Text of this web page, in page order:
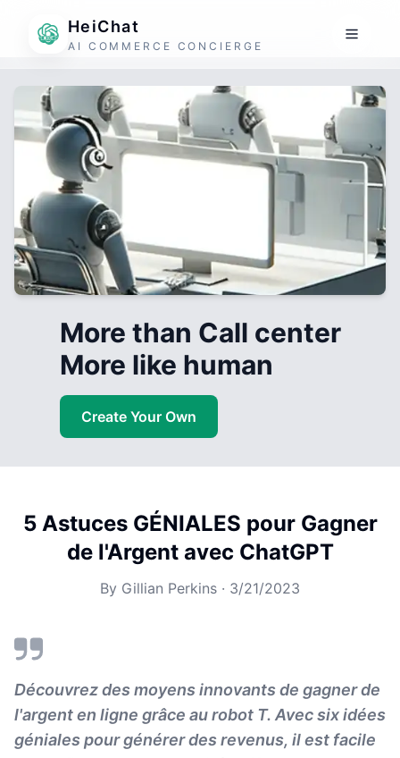
HeiChat
AI COMMERCE CONCIERGE
More than Call center
More like human
Create Your Own
5 Astuces GÉNIALES pour Gagner
de l'Argent avec ChatGPT
By Gillian Perkins · 3/21/2023
Découvrez des moyens innovants de gagner de
l'argent en ligne grâce au robot T. Avec six idées
géniales pour générer des revenus, il est facile